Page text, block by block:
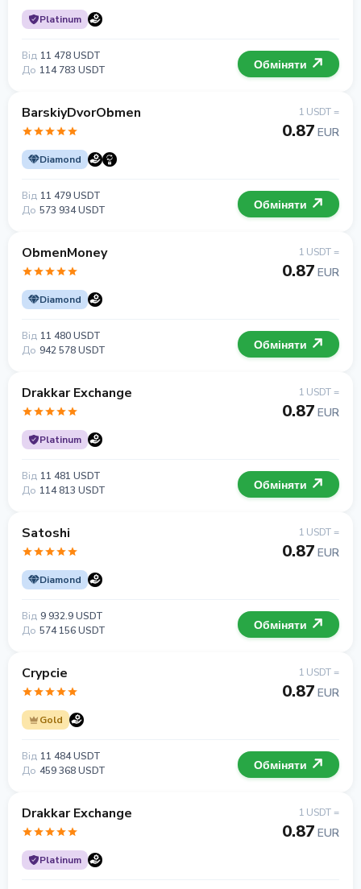
Platinum
Від 11 478 USDT
До 114 783 USDT Обміняти
BarskiyDvorObmen
Diamond
1 USDT =
0.87 EUR
Від 11 479 USDT
До 573 934 USDT Обміняти
ObmenMoney
Diamond
1 USDT =
0.87 EUR
Від 11 480 USDT
До 942 578 USDT Обміняти
Drakkar Exchange
Platinum
1 USDT =
0.87 EUR
Від 11 481 USDT
До 114 813 USDT Обміняти
Satoshi
Diamond
1 USDT =
0.87 EUR
Від 9 932.9 USDT
До 574 156 USDT Обміняти
Crypcie
Gold
1 USDT =
0.87 EUR
Від 11 484 USDT
До 459 368 USDT Обміняти
Drakkar Exchange
Platinum
1 USDT =
0.87 EUR